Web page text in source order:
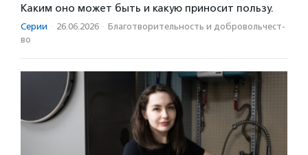
Каким оно может быть и какую приносит пользу.
Серии · 26.06.2026 · Благотвори­тель­ность и доброволь­чест­
во